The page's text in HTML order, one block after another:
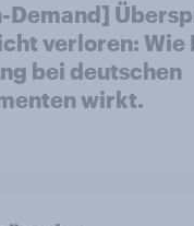
Demand]
verloren: Wie
bei deutschen
wirkt.